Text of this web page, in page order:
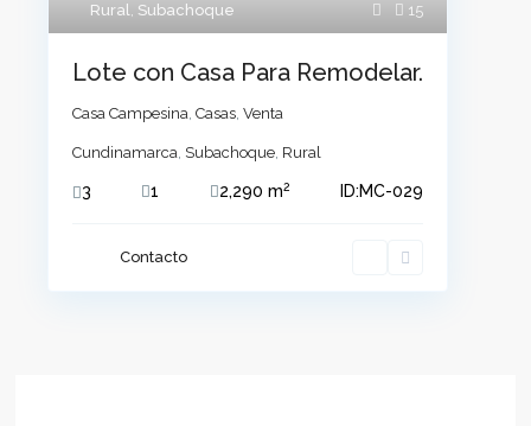
15
Rural, Subachoque
Lote con Casa Para Remodelar.
Casa Campesina,Casas,Venta
Cundinamarca, Subachoque, Rural
3 1 2,290 m2 ID:MC-029
Contacto